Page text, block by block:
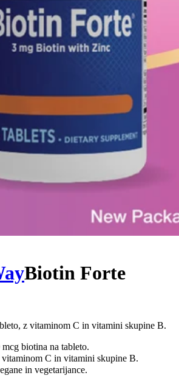
Biotin Forte
z vitaminom C in vitamini skupine B.
biotina na tableto.
C in vitamini skupine B.
in vegetarijance.